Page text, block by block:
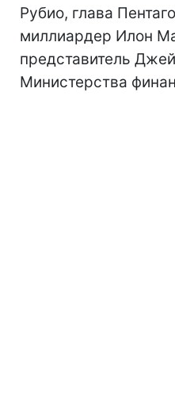
Рубио, глава
миллиардер Илон
представитель
Министерства